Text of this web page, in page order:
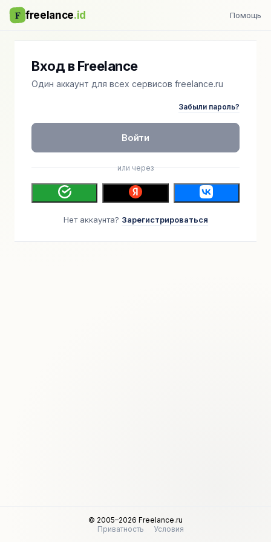
F freelance.id Помощь
Вход в Freelance
Один аккаунт для всех сервисов freelance.ru
Забыли пароль?
Войти
или через
Нет аккаунта? Зарегистрироваться
© 2005–2026 Freelance.ru
Приватность
Условия